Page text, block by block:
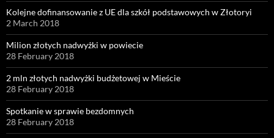
Kolejne dofinansowanie z UE dla szkół podstawowych w Złotoryi
2 March 2018
Milion złotych nadwyżki w powiecie
28 February 2018
2 mln złotych nadwyżki budżetowej w Mieście
28 February 2018
Spotkanie w sprawie bezdomnych
28 February 2018